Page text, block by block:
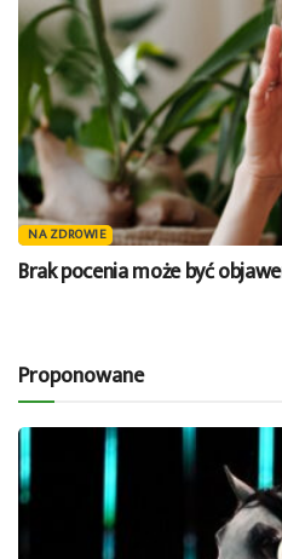
NA ZDROWIE
Brak pocenia może być
Proponowane